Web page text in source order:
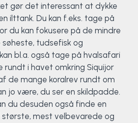
gør det interessant at dykke
ilttank. Du kan f.eks. tage på
du kan fokusere på de mindre
tudsefisk og
bl.a. også tage på hvalsafari
rundt i havet omkring Siquijor
de mange koralrev rundt om
jo være, du ser en skildpadde.
du desuden også finde en
største, mest velbevarede og